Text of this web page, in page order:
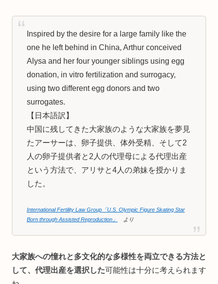
Inspired by the desire for a large family like the
one he left behind in China, Arthur conceived
Alysa and her four younger siblings using egg
donation, in vitro fertilization and surrogacy,
using two different egg donors and two
surrogates.
【日本語訳】
中国に残してきた大家族のような大家族を夢見
たアーサーは、卵子提供、体外受精、そして2
人の卵子提供者と2人の代理母による代理出産
という方法で、アリサと4人の弟妹を授かりま
した。
International Fertility Law Group「U.S. Olympic Figure Skating Star
Born through Assisted Reproduction」
より
大家族への憧れと多文化的な多様性を両立できる方法と
して、代理出産を選択した可能性は十分に考えられます